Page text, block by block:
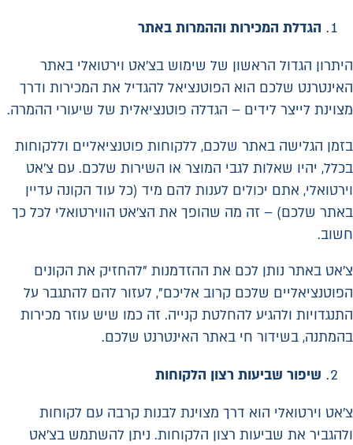
הגדלת המכירות וההמרות באתר
היתרון הגדול הראשון של שימוש בצ'אט וירטואלי באתר
האינטרנט שלכם הוא הפוטנציאל להגדיל את המכירות ודרך
מצוינת לייצר לידים – הגדלה פוטנציאלית של שיעורי ההמרה.
בזמן הגלישה באתר שלכם, ללקוחות פוטנציאליים וללקוחות
בכלל, יהיו שאלות לגבי המוצר או השירות שלכם. עם צ'אט
וירטואלי, אתם יכולים לענות להם מיד (כל עוד הקונה עדיין
באתר שלכם) – זה מה שהופך את הצ'אט הווירטואלי לכל כך
חשוב.
צ'אט באתר נותן לכם את ההזדמנות "להחזיק את הקונים
הפוטנציאליים שלכם קרוב אליכם", לעזור להם להתגבר על
התנגדויות ולהגיע להחלטת קנייה. זה כמו שיש עוזר מכירות
בהמתנה, בשידור חי באתר האינטרנט שלכם.
שיפור שביעות רצון הלקוחות
צ'אט וירטואלי הוא דרך מצוינת לבנות קרבה עם לקוחות
ולהגביר את שביעות רצון הלקוחות. ניתן להשתמש בצ'אט